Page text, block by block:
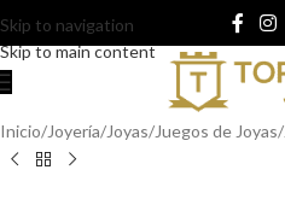
Skip to navigation
Skip to main content
Inicio/Joyería/Joyas/Juegos de Joyas/